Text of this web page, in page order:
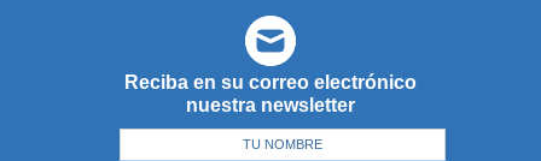
Reciba en su correo electrónico
nuestra newsletter